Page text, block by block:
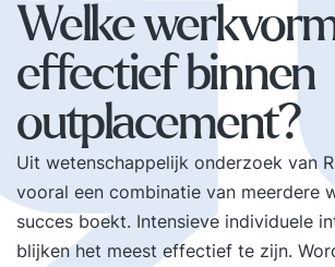
Welke
effectief binnen
outplacement?
Uit wetenschappelijk onderzoek van
vooral een combinatie van meerdere
succes boekt. Intensieve individuele
blijken het meest effectief te zijn.